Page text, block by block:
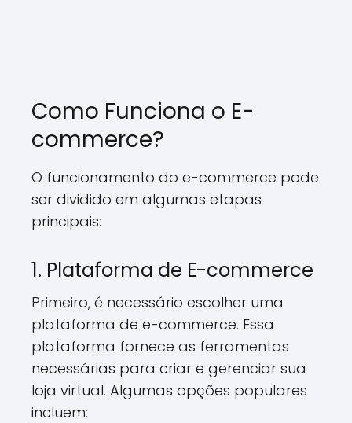
Como Funciona o E-
commerce?
O funcionamento do e-commerce pode
ser dividido em algumas etapas
principais:
1. Plataforma de E-commerce
Primeiro, é necessário escolher uma
plataforma de e-commerce. Essa
plataforma fornece as ferramentas
necessárias para criar e gerenciar sua
loja virtual. Algumas opções populares
incluem: